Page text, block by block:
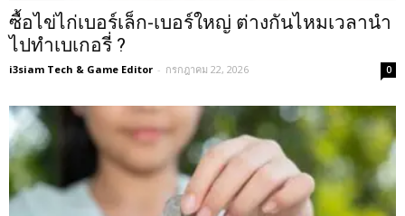
ซื้อไข่ไก่เบอร์เล็ก-เบอร์ใหญ่ ต่างกันไหมเวลานำ
ไปทำเบเกอรี่ ?
i3siam Tech & Game Editor - กรกฎาคม 22, 2026 0